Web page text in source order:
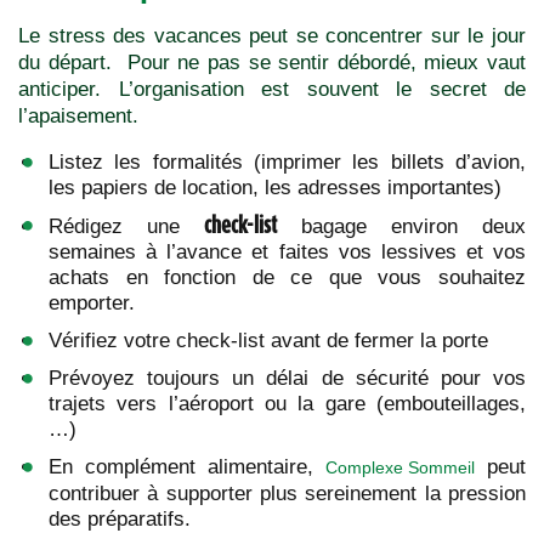
Le stress des vacances peut se concentrer sur le jour
du départ. Pour ne pas se sentir débordé, mieux vaut
anticiper. L’organisation est souvent le secret de
l’apaisement.
Listez les formalités (imprimer les billets d’avion,
les papiers de location, les adresses importantes)
Rédigez une check-listbagage environ deux
semaines à l’avance et faites vos lessives et vos
achats en fonction de ce que vous souhaitez
emporter.
Vérifiez votre check-list avant de fermer la porte
Prévoyez toujours un délai de sécurité pour vos
trajets vers l’aéroport ou la gare (embouteillages,
…)
En complément alimentaire, Complexe Sommeil peut
contribuer à supporter plus sereinement la pression
des préparatifs.